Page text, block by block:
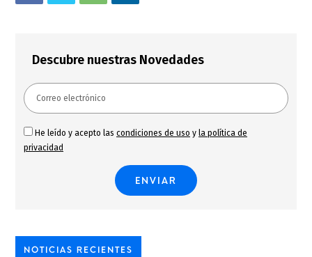
Descubre nuestras Novedades
He leído y acepto las condiciones de uso y la política de
privacidad
NOTICIAS RECIENTES